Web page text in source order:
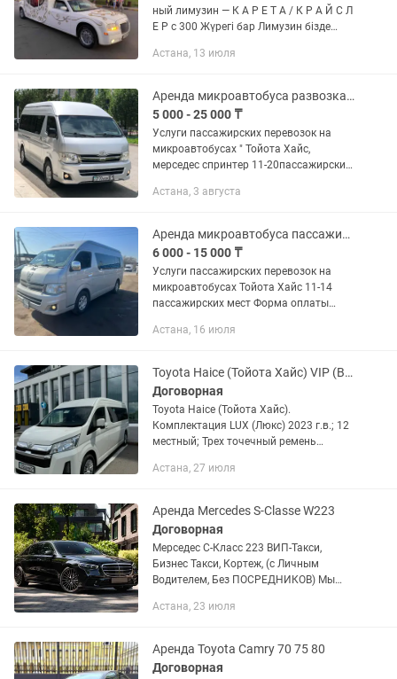
ный лимузин — К А Р Е Т А / К Р А Й С Л
Е Р с 300 Жүрегі бар Лимузин бізде
машина будет великолепным
Астана, 13 июля
Аренда микроавтобуса развозка Тойота Хайс трансфер пассажирские перевозки
5 000 - 25 000 ₸
Услуги пассажирских перевозок на
микроавтобусах " Тойота Хайс,
мерседес спринтер 11-20пассажирских
нал,договора. Микроавтобусы и
Астана, 3 августа
Аренда микроавтобуса пассажирские перевозки трансфер развозка тойота хайс H
6 000 - 15 000 ₸
Услуги пассажирских перевозок на
микроавтобусах Тойота Хайс 11-14
пассажирских мест Форма оплаты
Микроавтобусы и оснащены
системой...
Астана, 16 июля
Toyota Haice (Тойота Хайс) VIP (ВИП) аренда трансферы по городу межгород
Договорная
Toyota Haice (Тойота Хайс).
Комплектация LUX (Люкс) 2023 г.в.; 12
местный; Трех точечный ремень
Плавающие сиденья; USB разъемы на
климат...
Астана, 27 июля
Аренда Mercedes S-Classe W223
Договорная
Мерседес С-Класс 223 ВИП-Такси,
Бизнес Такси, Кортеж, (с Личным
Водителем, Без ПОСРЕДНИКОВ) Мы
аренда. • Выписка с роддома. •
Астана, 23 июля
Аренда Toyota Camry 70 75 80
Договорная